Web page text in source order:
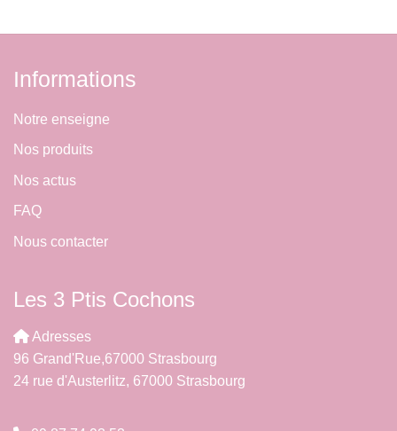
Informations
Notre enseigne
Nos produits
Nos actus
FAQ
Nous contacter
Les 3 Ptis Cochons
Adresses
96 Grand'Rue,67000 Strasbourg
24 rue d'Austerlitz, 67000 Strasbourg